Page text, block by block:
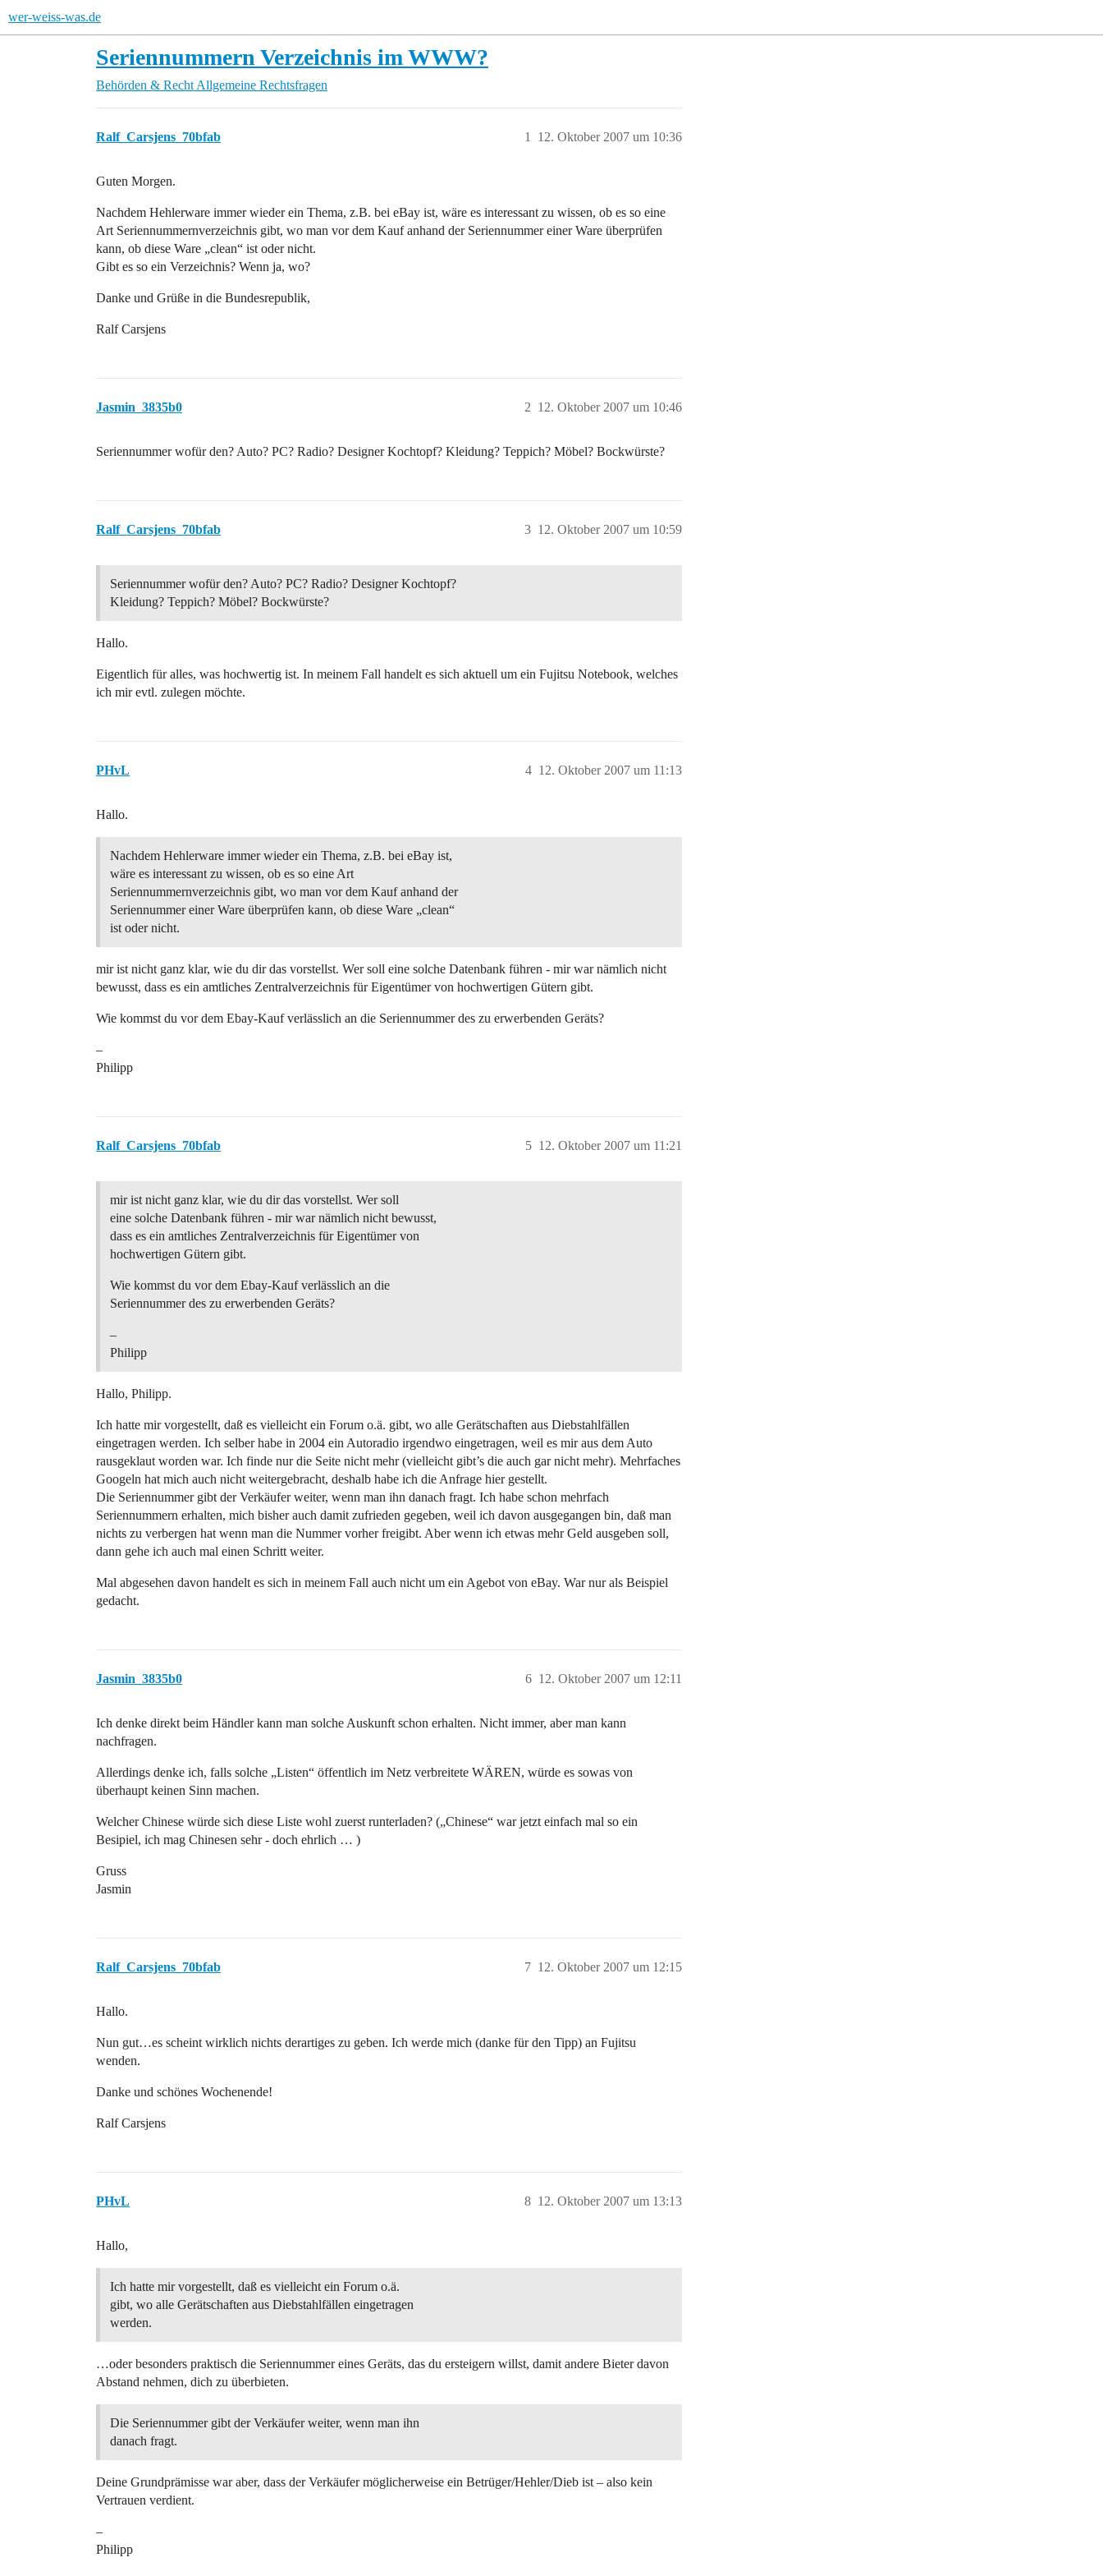
wer-weiss-was.de
Seriennummern Verzeichnis im WWW?
Behörden & Recht Allgemeine Rechtsfragen
Ralf_Carsjens_70bfab 12. Oktober 2007 um 10:36
1
Guten Morgen.
Nachdem Hehlerware immer wieder ein Thema, z.B. bei eBay ist, wäre es interessant zu wissen, ob es so eine
Art Seriennummernverzeichnis gibt, wo man vor dem Kauf anhand der Seriennummer einer Ware überprüfen
kann, ob diese Ware „clean“ ist oder nicht.
Gibt es so ein Verzeichnis? Wenn ja, wo?
Danke und Grüße in die Bundesrepublik,
Ralf Carsjens
Jasmin_3835b0 12. Oktober 2007 um 10:46
2
Seriennummer wofür den? Auto? PC? Radio? Designer Kochtopf? Kleidung? Teppich? Möbel? Bockwürste?
Ralf_Carsjens_70bfab 12. Oktober 2007 um 10:59
3
Seriennummer wofür den? Auto? PC? Radio? Designer Kochtopf?
Kleidung? Teppich? Möbel? Bockwürste?
Hallo.
Eigentlich für alles, was hochwertig ist. In meinem Fall handelt es sich aktuell um ein Fujitsu Notebook, welches
ich mir evtl. zulegen möchte.
PHvL 12. Oktober 2007 um 11:13
4
Hallo.
Nachdem Hehlerware immer wieder ein Thema, z.B. bei eBay ist,
wäre es interessant zu wissen, ob es so eine Art
Seriennummernverzeichnis gibt, wo man vor dem Kauf anhand der
Seriennummer einer Ware überprüfen kann, ob diese Ware „clean“
ist oder nicht.
mir ist nicht ganz klar, wie du dir das vorstellst. Wer soll eine solche Datenbank führen - mir war nämlich nicht
bewusst, dass es ein amtliches Zentralverzeichnis für Eigentümer von hochwertigen Gütern gibt.
Wie kommst du vor dem Ebay-Kauf verlässlich an die Seriennummer des zu erwerbenden Geräts?
–
Philipp
Ralf_Carsjens_70bfab 12. Oktober 2007 um 11:21
5
mir ist nicht ganz klar, wie du dir das vorstellst. Wer soll
eine solche Datenbank führen - mir war nämlich nicht bewusst,
dass es ein amtliches Zentralverzeichnis für Eigentümer von
hochwertigen Gütern gibt.
Wie kommst du vor dem Ebay-Kauf verlässlich an die
Seriennummer des zu erwerbenden Geräts?
–
Philipp
Hallo, Philipp.
Ich hatte mir vorgestellt, daß es vielleicht ein Forum o.ä. gibt, wo alle Gerätschaften aus Diebstahlfällen
eingetragen werden. Ich selber habe in 2004 ein Autoradio irgendwo eingetragen, weil es mir aus dem Auto
rausgeklaut worden war. Ich finde nur die Seite nicht mehr (vielleicht gibt’s die auch gar nicht mehr). Mehrfaches
Googeln hat mich auch nicht weitergebracht, deshalb habe ich die Anfrage hier gestellt.
Die Seriennummer gibt der Verkäufer weiter, wenn man ihn danach fragt. Ich habe schon mehrfach
Seriennummern erhalten, mich bisher auch damit zufrieden gegeben, weil ich davon ausgegangen bin, daß man
nichts zu verbergen hat wenn man die Nummer vorher freigibt. Aber wenn ich etwas mehr Geld ausgeben soll,
dann gehe ich auch mal einen Schritt weiter.
Mal abgesehen davon handelt es sich in meinem Fall auch nicht um ein Agebot von eBay. War nur als Beispiel
gedacht.
Jasmin_3835b0 12. Oktober 2007 um 12:11
6
Ich denke direkt beim Händler kann man solche Auskunft schon erhalten. Nicht immer, aber man kann
nachfragen.
Allerdings denke ich, falls solche „Listen“ öffentlich im Netz verbreitete WÄREN, würde es sowas von
überhaupt keinen Sinn machen.
Welcher Chinese würde sich diese Liste wohl zuerst runterladen? („Chinese“ war jetzt einfach mal so ein
Besipiel, ich mag Chinesen sehr - doch ehrlich … )
Gruss
Jasmin
Ralf_Carsjens_70bfab 12. Oktober 2007 um 12:15
7
Hallo.
Nun gut…es scheint wirklich nichts derartiges zu geben. Ich werde mich (danke für den Tipp) an Fujitsu
wenden.
Danke und schönes Wochenende!
Ralf Carsjens
PHvL 12. Oktober 2007 um 13:13
8
Hallo,
Ich hatte mir vorgestellt, daß es vielleicht ein Forum o.ä.
gibt, wo alle Gerätschaften aus Diebstahlfällen eingetragen
werden.
…oder besonders praktisch die Seriennummer eines Geräts, das du ersteigern willst, damit andere Bieter davon
Abstand nehmen, dich zu überbieten.
Die Seriennummer gibt der Verkäufer weiter, wenn man ihn
danach fragt.
Deine Grundprämisse war aber, dass der Verkäufer möglicherweise ein Betrüger/Hehler/Dieb ist – also kein
Vertrauen verdient.
–
Philipp